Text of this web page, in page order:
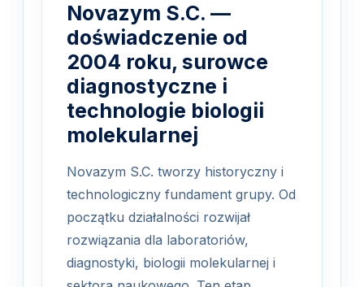
Novazym S.C. —
doświadczenie od
2004 roku, surowce
diagnostyczne i
technologie biologii
molekularnej
Novazym S.C. tworzy historyczny i
technologiczny fundament grupy. Od
początku działalności rozwijał
rozwiązania dla laboratoriów,
diagnostyki, biologii molekularnej i